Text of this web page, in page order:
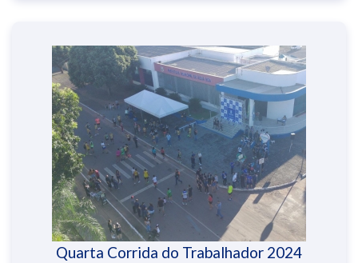
Quarta Corrida do Trabalhador 2024